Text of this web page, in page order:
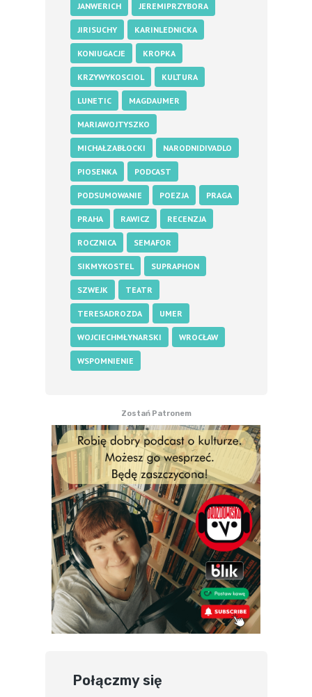
JANWERICH JEREMIPRZYBORA
JIRISUCHY KARINLEDNICKA
KONIUGACJE KROPKA
KRZYWYKOSCIOL KULTURA
LUNETIC MAGDAUMER
MARIAWOJTYSZKO
MICHAŁZABŁOCKI NARODNIDIVADLO
PIOSENKA PODCAST
PODSUMOWANIE POEZJA PRAGA
PRAHA RAWICZ RECENZJA
ROCZNICA SEMAFOR
SIKMYKOSTEL SUPRAPHON
SZWEJK TEATR
TERESADROZDA UMER
WOJCIECHMŁYNARSKI WROCŁAW
WSPOMNIENIE
Zostań Patronem
Połączmy się